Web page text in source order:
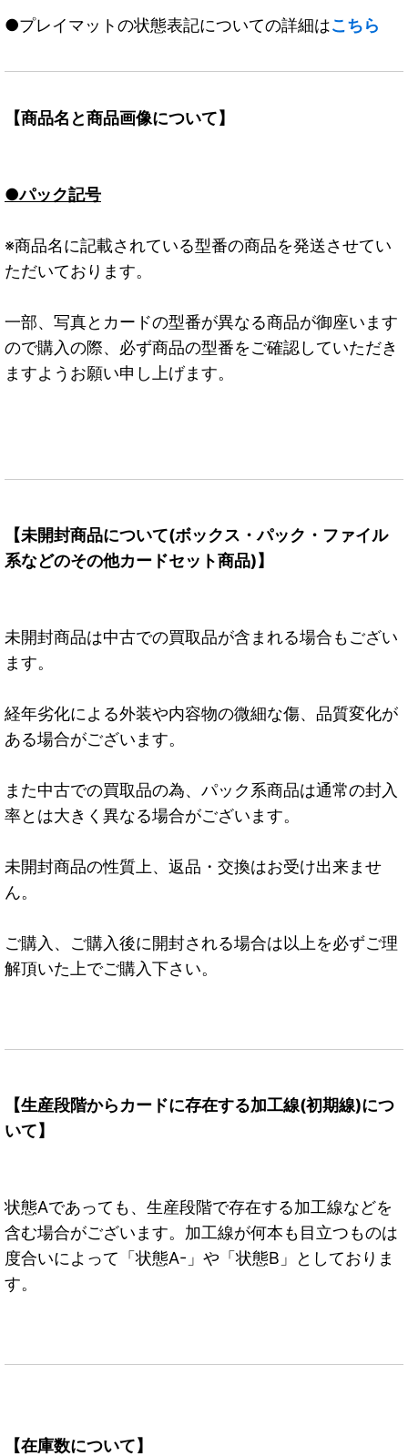
●プレイマットの状態表記についての詳細はこちら
【商品名と商品画像について】
●パック記号
※商品名に記載されている型番の商品を発送させてい
ただいております。
一部、写真とカードの型番が異なる商品が御座います
ので購入の際、必ず商品の型番をご確認していただき
ますようお願い申し上げます。
【未開封商品について(ボックス・パック・ファイル
系などのその他カードセット商品)】
未開封商品は中古での買取品が含まれる場合もござい
ます。
経年劣化による外装や内容物の微細な傷、品質変化が
ある場合がございます。
また中古での買取品の為、パック系商品は通常の封入
率とは大きく異なる場合がございます。
未開封商品の性質上、返品・交換はお受け出来ませ
ん。
ご購入、ご購入後に開封される場合は以上を必ずご理
解頂いた上でご購入下さい。
【生産段階からカードに存在する加工線(初期線)につ
いて】
状態Aであっても、生産段階で存在する加工線などを
含む場合がございます。加工線が何本も目立つものは
度合いによって「状態A-」や「状態B」としておりま
す。
【在庫数について】